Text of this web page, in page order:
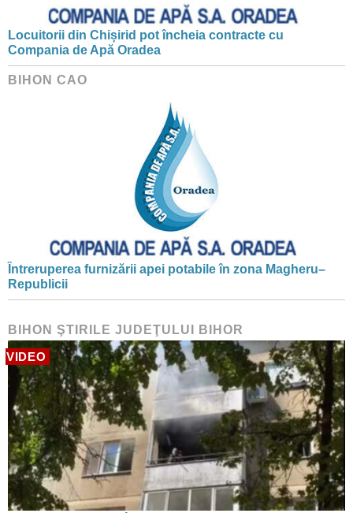
Locuitorii din Chișirid pot încheia contracte cu
Compania de Apă Oradea
BIHON CAO
Întreruperea furnizării apei potabile în zona Magheru–
Republicii
BIHON ŞTIRILE JUDEŢULUI BIHOR
VIDEO